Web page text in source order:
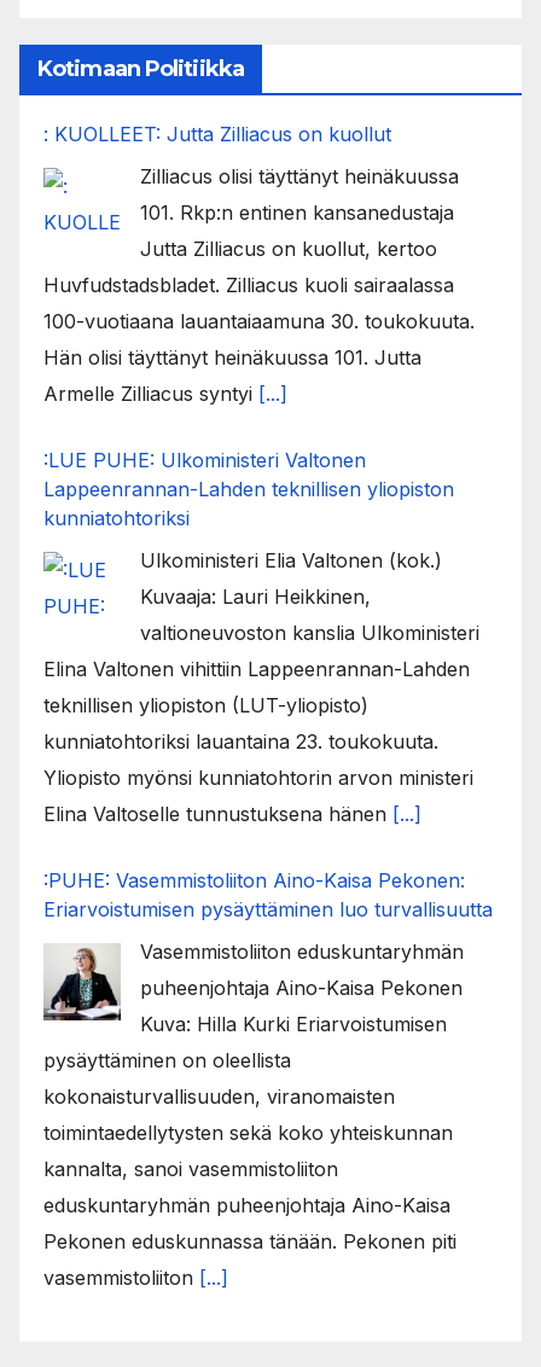
Kotimaan Politiikka
: KUOLLEET: Jutta Zilliacus on kuollut
Zilliacus olisi täyttänyt heinäkuussa
101. Rkp:n entinen kansanedustaja
Jutta Zilliacus on kuollut, kertoo
Huvfudstadsbladet. Zilliacus kuoli sairaalassa
100-vuotiaana lauantaiaamuna 30. toukokuuta.
Hän olisi täyttänyt heinäkuussa 101. Jutta
Armelle Zilliacus syntyi [...]
:LUE PUHE: Ulkoministeri Valtonen
Lappeenrannan-Lahden teknillisen yliopiston
kunniatohtoriksi
Ulkoministeri Elia Valtonen (kok.)
Kuvaaja: Lauri Heikkinen,
valtioneuvoston kanslia Ulkoministeri
Elina Valtonen vihittiin Lappeenrannan-Lahden
teknillisen yliopiston (LUT-yliopisto)
kunniatohtoriksi lauantaina 23. toukokuuta.
Yliopisto myönsi kunniatohtorin arvon ministeri
Elina Valtoselle tunnustuksena hänen [...]
:PUHE: Vasemmistoliiton Aino-Kaisa Pekonen:
Eriarvoistumisen pysäyttäminen luo turvallisuutta
Vasemmistoliiton eduskuntaryhmän
puheenjohtaja Aino-Kaisa Pekonen
Kuva: Hilla Kurki Eriarvoistumisen
pysäyttäminen on oleellista
kokonaisturvallisuuden, viranomaisten
toimintaedellytysten sekä koko yhteiskunnan
kannalta, sanoi vasemmistoliiton
eduskuntaryhmän puheenjohtaja Aino-Kaisa
Pekonen eduskunnassa tänään. Pekonen piti
vasemmistoliiton [...]